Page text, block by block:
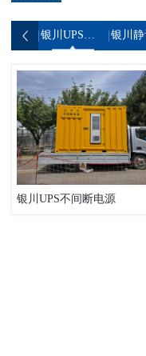
银川UPS不间断电源
银川UPS不间断电源